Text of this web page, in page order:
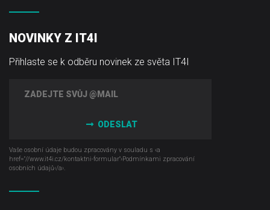
NOVINKY Z IT4I
Přihlaste se k odběru novinek ze světa IT4I
ODESLAT
Vaše osobní údaje budou zpracovány v souladu s ‹a
href="//www.it4i­.cz/kontaktni-formular"›Podmínkami zpracování
osobních údajů‹/a›.